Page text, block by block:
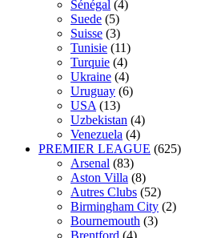
Sénégal (4)
Suede (5)
Suisse (3)
Tunisie (11)
Turquie (4)
Ukraine (4)
Uruguay (6)
USA (13)
Uzbekistan (4)
Venezuela (4)
PREMIER LEAGUE (625)
Arsenal (83)
Aston Villa (8)
Autres Clubs (52)
Birmingham City (2)
Bournemouth (3)
Brentford (4)